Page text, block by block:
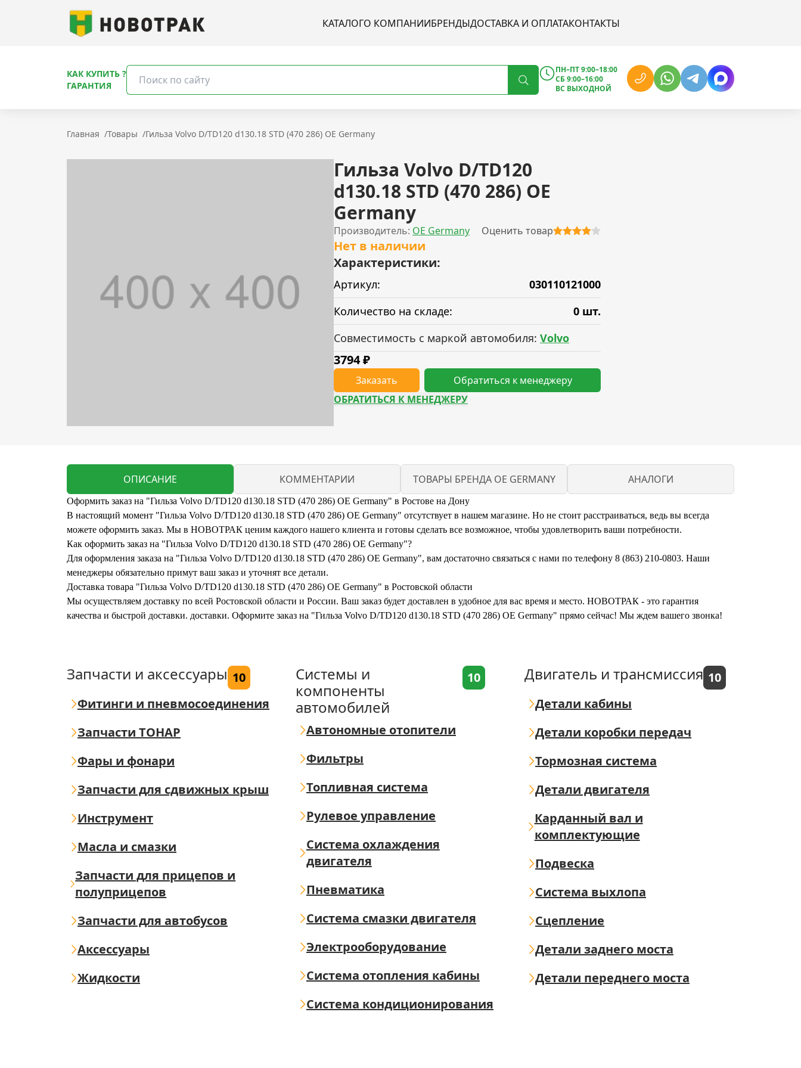
КАТАЛОГО КОМПАНИИБРЕНДЫДОСТАВКА И ОПЛАТАКОНТАКТЫ
КАК КУПИТЬ ?
ГАРАНТИЯ
ПН–ПТ 9:00–18:00
СБ 9:00–16:00
ВС ВЫХОДНОЙ
Главная /Товары /Гильза Volvo D/TD120 d130.18 STD (470 286) OE Germany
Гильза Volvo D/TD120
d130.18 STD (470 286) OE
Germany
Производитель: OE Germany Оценить товар
Нет в наличии
Характеристики:
Артикул:
030110121000
Количество на складе:
0 шт.
Совместимость с маркой автомобиля: Volvo
3794₽
Заказать
Обратиться к менеджеру
ОБРАТИТЬСЯ К МЕНЕДЖЕРУ
ОПИСАНИЕ КОММЕНТАРИИ ТОВАРЫ БРЕНДА OE GERMANY АНАЛОГИ
Оформить заказ на "Гильза Volvo D/TD120 d130.18 STD (470 286) OE Germany" в Ростове на Дону
В настоящий момент "Гильза Volvo D/TD120 d130.18 STD (470 286) OE Germany" отсутствует в нашем магазине. Но не стоит расстраиваться, ведь вы всегда
можете оформить заказ. Мы в НОВОТРАК ценим каждого нашего клиента и готовы сделать все возможное, чтобы удовлетворить ваши потребности.
Как оформить заказ на "Гильза Volvo D/TD120 d130.18 STD (470 286) OE Germany"?
Для оформления заказа на "Гильза Volvo D/TD120 d130.18 STD (470 286) OE Germany", вам достаточно связаться с нами по телефону 8 (863) 210-0803. Наши
менеджеры обязательно примут ваш заказ и уточнят все детали.
Доставка товара "Гильза Volvo D/TD120 d130.18 STD (470 286) OE Germany" в Ростовской области
Мы осуществляем доставку по всей Ростовской области и России. Ваш заказ будет доставлен в удобное для вас время и место. НОВОТРАК - это гарантия
качества и быстрой доставки. доставки. Оформите заказ на "Гильза Volvo D/TD120 d130.18 STD (470 286) OE Germany" прямо сейчас! Мы ждем вашего звонка!
Запчасти и аксессуары 10
Фитинги и пневмосоединения
Запчасти ТОНАР
Фары и фонари
Запчасти для сдвижных крыш
Инструмент
Масла и смазки
Запчасти для прицепов и
полуприцепов
Запчасти для автобусов
Аксессуары
Жидкости
Системы и
компоненты
автомобилей
10
Автономные отопители
Фильтры
Топливная система
Рулевое управление
Система охлаждения
двигателя
Пневматика
Система смазки двигателя
Электрооборудование
Система отопления кабины
Система кондиционирования
Двигатель и трансмиссия 10
Детали кабины
Детали коробки передач
Тормозная система
Детали двигателя
Карданный вал и
комплектующие
Подвеска
Система выхлопа
Сцепление
Детали заднего моста
Детали переднего моста